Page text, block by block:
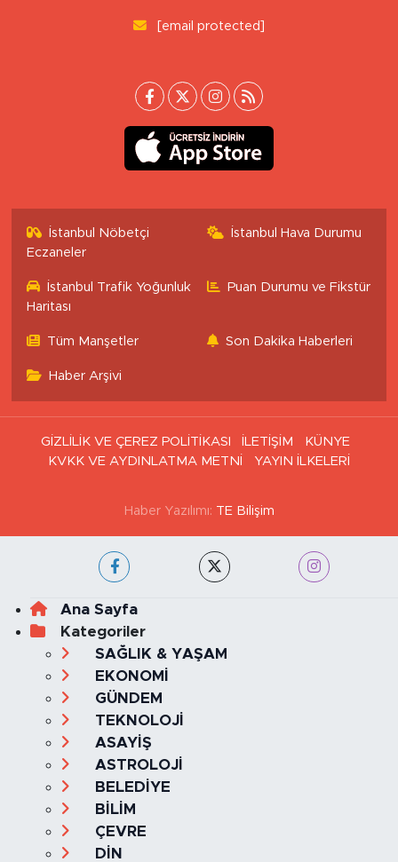
[email protected]
İstanbul Nöbetçi
Eczaneler
İstanbul Hava Durumu
İstanbul Trafik Yoğunluk
Haritası
Puan Durumu ve Fikstür
Tüm Manşetler Son Dakika Haberleri
Haber Arşivi
GİZLİLİK VE ÇEREZ POLİTİKASI İLETİŞİM
KÜNYE
KVKK VE AYDINLATMA METNİ
YAYIN İLKELERİ
Haber Yazılımı: TE Bilişim
Ana Sayfa
Kategoriler
SAĞLIK & YAŞAM
EKONOMİ
GÜNDEM
TEKNOLOJİ
ASAYİŞ
ASTROLOJİ
BELEDİYE
BİLİM
ÇEVRE
DİN